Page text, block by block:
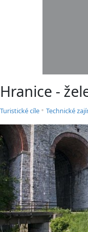
Hranice -
Turistické cíle • Technické